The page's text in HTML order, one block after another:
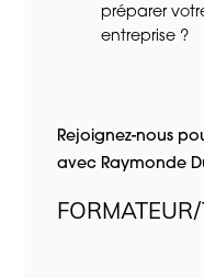
préparer
entreprise ?
Rejoignez-nous
avec Raymonde